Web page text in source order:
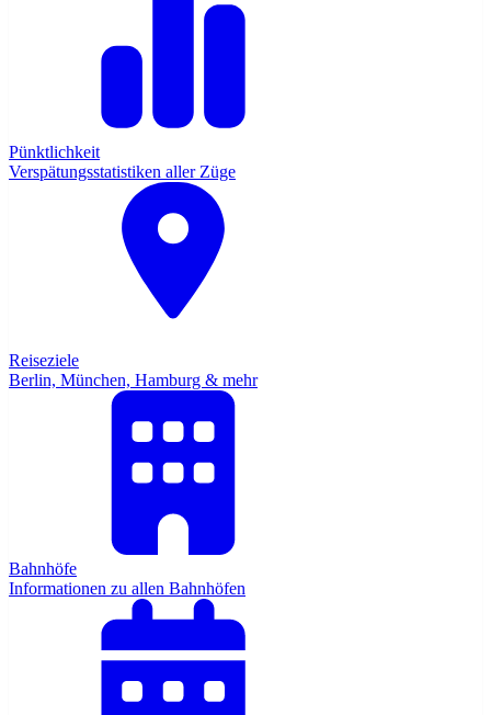
Pünktlichkeit
Verspätungsstatistiken aller Züge
Reiseziele
Berlin, München, Hamburg & mehr
Bahnhöfe
Informationen zu allen Bahnhöfen